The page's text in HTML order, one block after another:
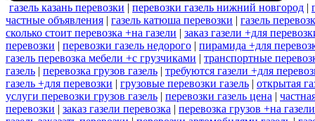
газель казань перевозки | перевозки газель нижний новгород |
частные объявления | газель катюша перевозки | газель
сколько стоит перевозка +на газели | заказ газели +для
перевозки | перевозки газель недорого | пирамида +для
газель перевозка мебели +с грузчиками | транспортные
газель | перевозка грузов газель | требуются газели +для
газель +для перевозки | грузовые перевозки газель | открытая
услуги перевозки грузов газель | перевозки газель цена |
перевозки | заказ газели перевозка | перевозка грузов +на